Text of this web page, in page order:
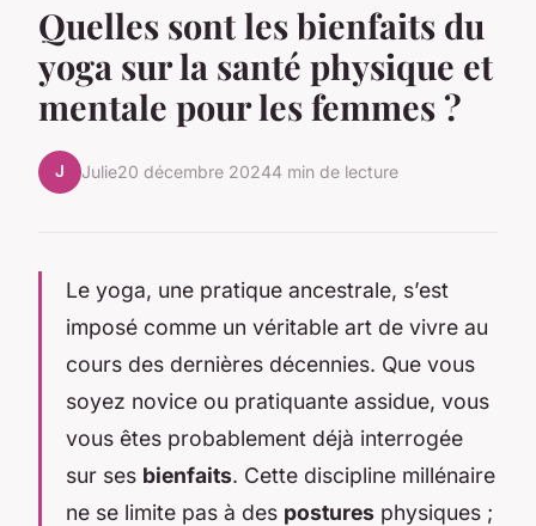
Quelles sont les bienfaits du
yoga sur la santé physique et
mentale pour les femmes ?
J Julie20 décembre 20244 min de lecture
Le yoga, une pratique ancestrale, s’est
imposé comme un véritable art de vivre au
cours des dernières décennies. Que vous
soyez novice ou pratiquante assidue, vous
vous êtes probablement déjà interrogée
sur ses bienfaits. Cette discipline millénaire
ne se limite pas à des postures physiques ;